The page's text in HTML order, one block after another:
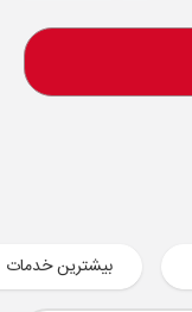
بیشترین خدمات